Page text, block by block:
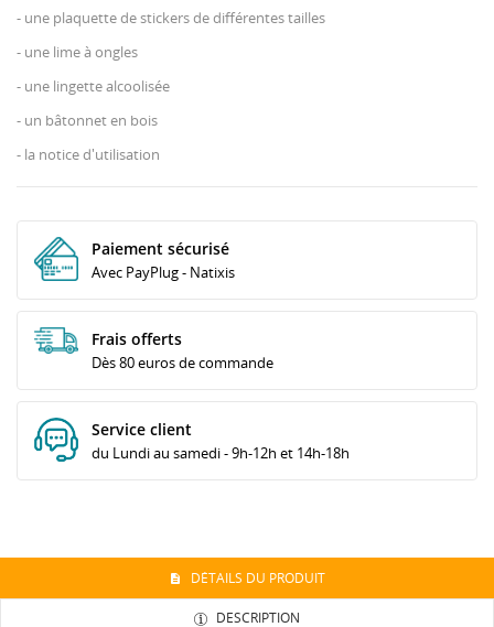
- une plaquette de stickers de différentes tailles
- une lime à ongles
- une lingette alcoolisée
- un bâtonnet en bois
- la notice d'utilisation
Paiement sécurisé
Avec PayPlug - Natixis
Frais offerts
Dès 80 euros de commande
Service client
du Lundi au samedi - 9h-12h et 14h-18h
DÉTAILS DU PRODUIT
DESCRIPTION